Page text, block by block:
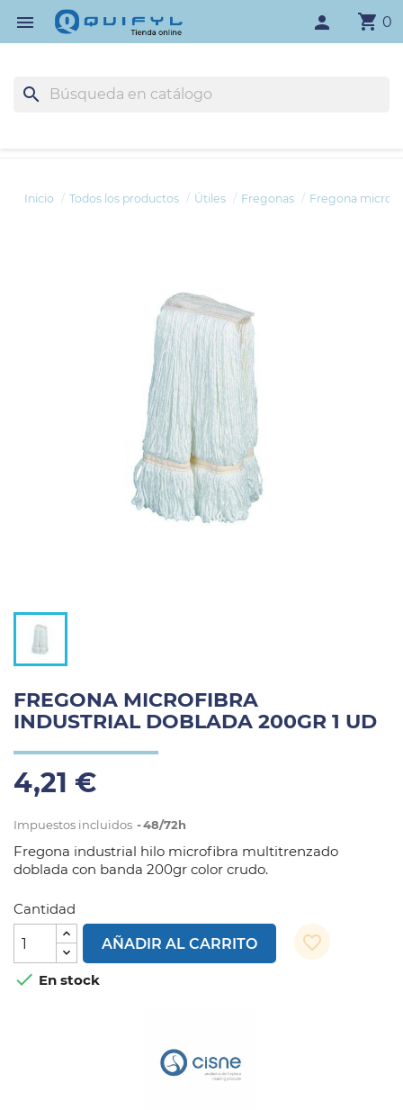
 shopping_cart 0
person
search
Inicio Todos los productos Útiles Fregonas Fregona
FREGONA MICROFIBRA
INDUSTRIAL DOBLADA 200GR 1 UD
4,21 €
Impuestos incluidos 48/72h
Fregona industrial hilo microfibra multitrenzado
doblada con banda 200gr color crudo.
Cantidad
AÑADIR AL CARRITO
favorite_border
 En stock